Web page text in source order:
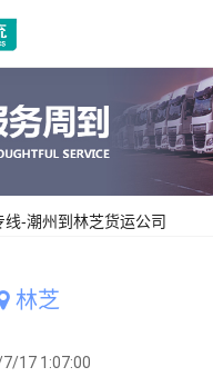
-潮州到林芝货运公司
林芝
17 1:07:00